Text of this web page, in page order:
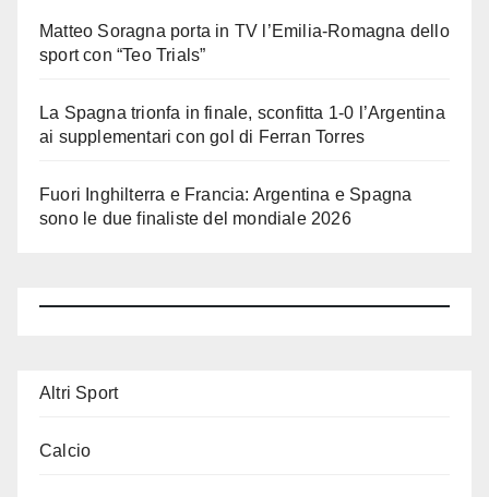
Matteo Soragna porta in TV l’Emilia-Romagna dello
sport con “Teo Trials”
La Spagna trionfa in finale, sconfitta 1-0 l’Argentina
ai supplementari con gol di Ferran Torres
Fuori Inghilterra e Francia: Argentina e Spagna
sono le due finaliste del mondiale 2026
Altri Sport
Calcio